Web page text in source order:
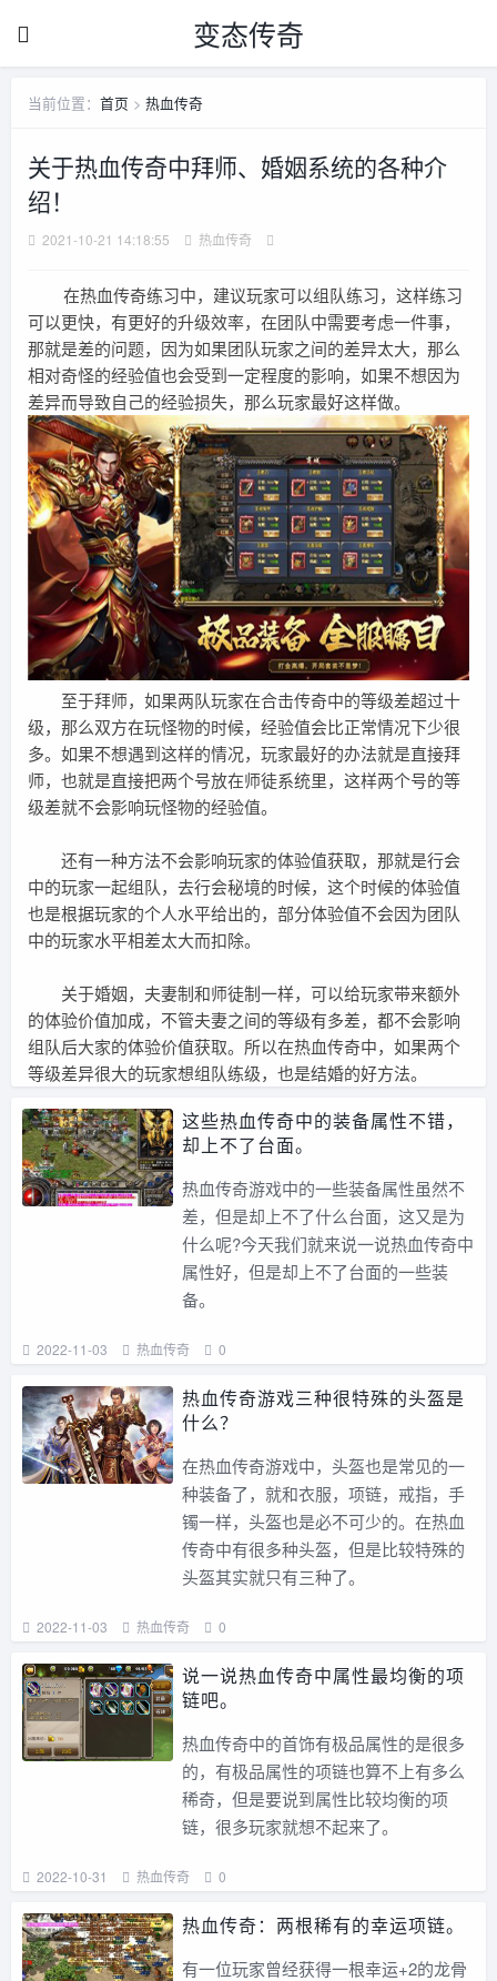
变态传奇
当前位置： 首页 > 热血传奇
关于热血传奇中拜师、婚姻系统的各种介
绍！
2021-10-21 14:18:55 热血传奇
在热血传奇练习中，建议玩家可以组队练习，这样练习
可以更快，有更好的升级效率，在团队中需要考虑一件事，
那就是差的问题，因为如果团队玩家之间的差异太大，那么
相对奇怪的经验值也会受到一定程度的影响，如果不想因为
差异而导致自己的经验损失，那么玩家最好这样做。
至于拜师，如果两队玩家在合击传奇中的等级差超过十
级，那么双方在玩怪物的时候，经验值会比正常情况下少很
多。如果不想遇到这样的情况，玩家最好的办法就是直接拜
师，也就是直接把两个号放在师徒系统里，这样两个号的等
级差就不会影响玩怪物的经验值。
还有一种方法不会影响玩家的体验值获取，那就是行会
中的玩家一起组队，去行会秘境的时候，这个时候的体验值
也是根据玩家的个人水平给出的，部分体验值不会因为团队
中的玩家水平相差太大而扣除。
关于婚姻，夫妻制和师徒制一样，可以给玩家带来额外
的体验价值加成，不管夫妻之间的等级有多差，都不会影响
组队后大家的体验价值获取。所以在热血传奇中，如果两个
等级差异很大的玩家想组队练级，也是结婚的好方法。
这些热血传奇中的装备属性不错，
却上不了台面。
热血传奇游戏中的一些装备属性虽然不
差，但是却上不了什么台面，这又是为
什么呢?今天我们就来说一说热血传奇中
属性好，但是却上不了台面的一些装
备。
2022-11-03 热血传奇 0
热血传奇游戏三种很特殊的头盔是
什么？
在热血传奇游戏中，头盔也是常见的一
种装备了，就和衣服，项链，戒指，手
镯一样，头盔也是必不可少的。在热血
传奇中有很多种头盔，但是比较特殊的
头盔其实就只有三种了。
2022-11-03 热血传奇 0
说一说热血传奇中属性最均衡的项
链吧。
热血传奇中的首饰有极品属性的是很多
的，有极品属性的项链也算不上有多么
稀奇，但是要说到属性比较均衡的项
链，很多玩家就想不起来了。
2022-10-31 热血传奇 0
热血传奇：两根稀有的幸运项链。
有一位玩家曾经获得一根幸运+2的龙骨